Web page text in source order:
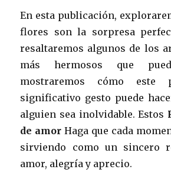
En esta publicación,
flores son la sorpresa
resaltaremos algunos de los
más hermosos que
mostraremos cómo este
significativo gesto puede
alguien sea inolvidable. Estos
de amor Haga que cada
sirviendo como un sincero
amor, alegría y aprecio.